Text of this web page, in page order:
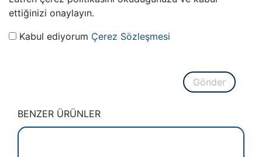
ettiğinizi onaylayın.
Kabul ediyorum Çerez Sözleşmesi
Gönder
BENZER ÜRÜNLER